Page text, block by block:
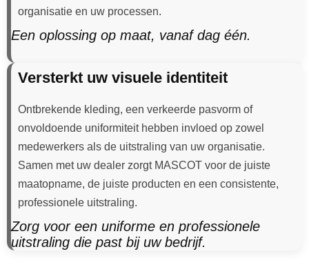
organisatie en uw processen.
Een oplossing op maat, vanaf dag één.
Versterkt uw visuele identiteit
Ontbrekende kleding, een verkeerde pasvorm of
onvoldoende uniformiteit hebben invloed op zowel
medewerkers als de uitstraling van uw organisatie.
Samen met uw dealer zorgt MASCOT voor de juiste
maatopname, de juiste producten en een consistente,
professionele uitstraling.
Zorg voor een uniforme en professionele
uitstraling die past bij uw bedrijf.